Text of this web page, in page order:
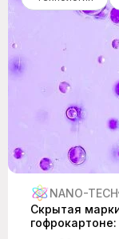
NANO-TECH
Скрытая